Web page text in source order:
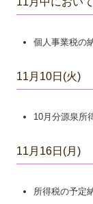
個人事業税の
11月10日(火)
10月分源泉所
11月16日(月)
所得税の予定